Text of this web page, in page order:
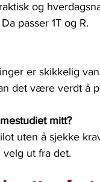
og
passer 1T og R.
er skikkelig
det være verdt å
mitt?
uten å sjekke
ut fra det.